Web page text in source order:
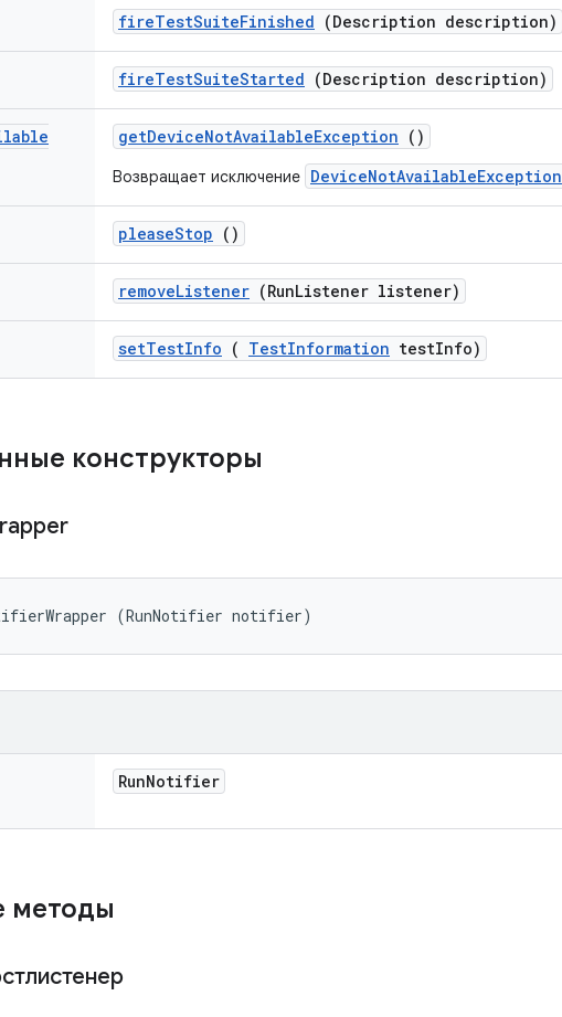
fireTestSuiteFinished (Description description)
fireTestSuiteStarted (Description description)
getDeviceNotAvailableException ()
Возвращает исключение DeviceNotAvailableException
pleaseStop ()
removeListener (RunListener listener)
setTestInfo ( TestInformation testInfo)
конструкторы
(RunNotifier notifier)
RunNotifier
методы